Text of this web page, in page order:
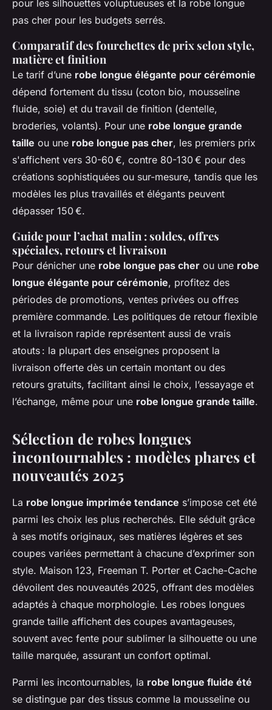
pour les silhouettes voluptueuses et la robe longue
pas cher pour les budgets serrés.
Comparatif des fourchettes de prix selon style,
matière et finition
Le tarif d’une robe longue élégante pour cérémonie
dépend fortement du tissu (coton bio, mousseline
fluide, soie) et du travail de finition (dentelle,
broderies, volants). Pour une robe longue grande
taille ou une robe longue pas cher, les premiers prix
s'affichent vers 30-60 €, contre 80-130 € pour des
créations sophistiquées ou sur-mesure, tandis que les
modèles les plus travaillés et élégants peuvent
dépasser 150 €.
Guide pour l’achat malin : soldes, offres
spéciales, retours et livraison
Pour dénicher une robe longue pas cher ou une robe
longue élégante pour cérémonie, profitez des
périodes de promotions, ventes privées ou offres
première commande. Les politiques de retour flexible
et la livraison rapide représentent aussi de vrais
atouts : la plupart des enseignes proposent la
livraison offerte dès un certain montant ou des
retours gratuits, facilitant ainsi le choix, l’essayage et
l’échange, même pour une robe longue grande taille.
Sélection de robes longues
incontournables : modèles phares et
nouveautés 2025
La robe longue imprimée tendance s’impose cet été
parmi les choix les plus recherchés. Elle séduit grâce
à ses motifs originaux, ses matières légères et ses
coupes variées permettant à chacune d’exprimer son
style. Maison 123, Freeman T. Porter et Cache-Cache
dévoilent des nouveautés 2025, offrant des modèles
adaptés à chaque morphologie. Les robes longues
grande taille affichent des coupes avantageuses,
souvent avec fente pour sublimer la silhouette ou une
taille marquée, assurant un confort optimal.
Parmi les incontournables, la robe longue fluide été
se distingue par des tissus comme la mousseline ou